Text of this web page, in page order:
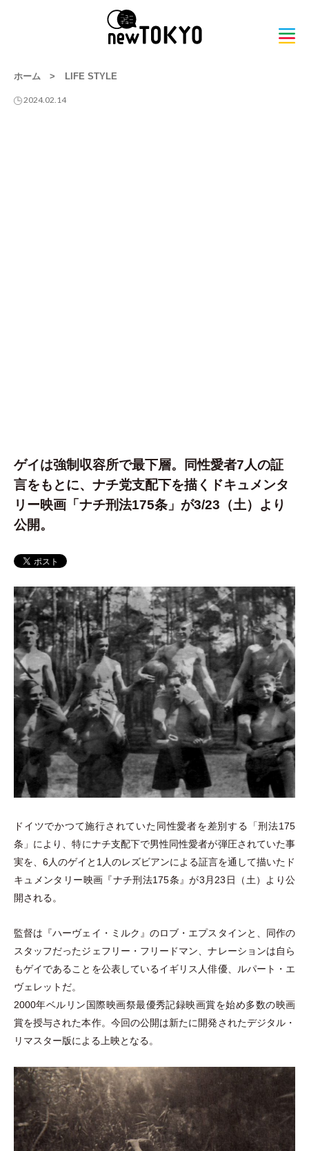
ホーム > LIFE STYLE
2024.02.14
ゲイは強制収容所で最下層。同性愛者7人の証
言をもとに、ナチ党支配下を描くドキュメンタ
リー映画「ナチ刑法175条」が3/23（土）より
公開。
ドイツでかつて施行されていた同性愛者を差別する 「刑法175
条 」 により、特にナチ支配下で男性同性愛者が弾圧されていた事
実を、6人のゲイと1人のレズビアンによる証言を通して描いたド
キュメンタリー映画『ナチ刑法175条』が3月23日
（ 土）
より公
開される。
監督は『ハーヴェイ ・ ミルク』のロブ ・ エプスタインと、同作の
スタッフだったジェフリー ・ フリードマン、ナレーションは自ら
もゲイであることを公表しているイギリス人俳優、ルパート ・ エ
ヴェレットだ。
2000年ベルリン国際映画祭最優秀記録映画賞を始め多数の映画
賞を授与された本作。今回の公開は新たに開発されたデジタル ・
リマスター版による上映となる。